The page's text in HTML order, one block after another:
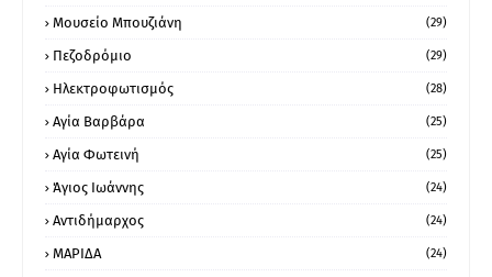
Μουσείο Μπουζιάνη (29)
Πεζοδρόμιο (29)
Ηλεκτροφωτισμός (28)
Αγία Βαρβάρα (25)
Αγία Φωτεινή (25)
Άγιος Ιωάννης (24)
Αντιδήμαρχος (24)
ΜΑΡΙΔΑ (24)